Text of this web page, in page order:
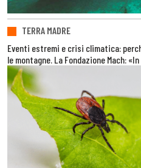
TERRA MADRE
Eventi estremi e crisi climatica:
le montagne. La Fondazione Mach: